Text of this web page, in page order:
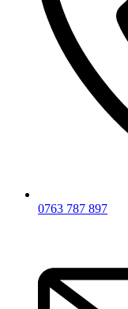
0763 787 897